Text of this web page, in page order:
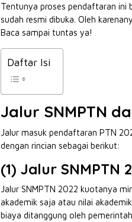
Tentunya proses pendaftaran ini
sudah resmi dibuka. Oleh
Baca sampai tuntas ya!
Daftar Isi
Jalur SNMPTN
Jalur masuk pendaftaran PTN
dengan rincian sebagai berikut:
(1) Jalur SNMPTN
Jalur SNMPTN 2022 kuotanya
akademik saja atau nilai
biaya ditanggung oleh pemerintah.